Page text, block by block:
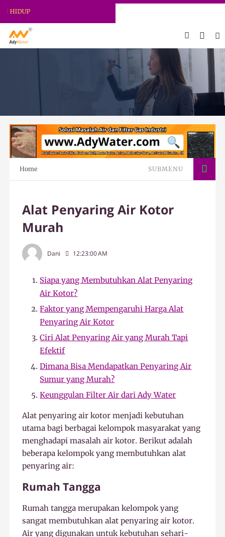
Home SUBMENU
Alat Penyaring Air Kotor
Murah
Dani 12:23:00 AM
Siapa yang Membutuhkan Alat Penyaring
Air Kotor?
Faktor yang Mempengaruhi Harga Alat
Penyaring Air Kotor
Ciri Alat Penyaring Air yang Murah Tapi
Efektif
Dimana Bisa Mendapatkan Penyaring Air
Sumur yang Murah?
Keunggulan Filter Air dari Ady Water
Alat penyaring air kotor menjadi kebutuhan
utama bagi berbagai kelompok masyarakat yang
menghadapi masalah air kotor. Berikut adalah
beberapa kelompok yang membutuhkan alat
penyaring air:
Rumah Tangga
Rumah tangga merupakan kelompok yang
sangat membutuhkan alat penyaring air kotor.
Air yang digunakan untuk kebutuhan sehari-